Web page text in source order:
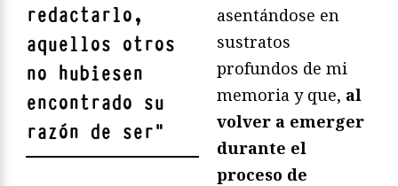
redactarlo,
aquellos otros
no hubiesen
encontrado su
razón de ser"
asentándose en
sustratos
profundos de mi
memoria y que, al
volver a emerger
durante el
proceso de